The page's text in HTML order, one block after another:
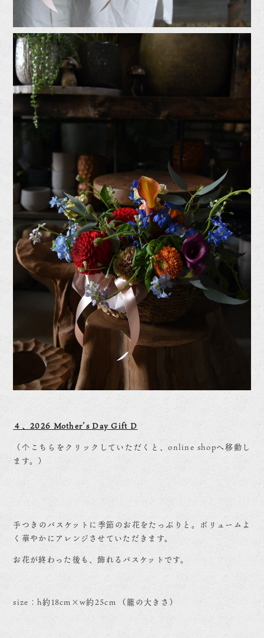
４、2026 Mother’s Day Gift D
（↑こちらをクリックしていただくと、online shopへ移動し
ます。）
手つきのバスケットに季節のお花をたっぷりと。ボリュームよ
く華やかにアレンジさせていただきます。
お花が終わった後も、飾れるバスケットです。
size：h約18cm×w約25cm （籠の大きさ）